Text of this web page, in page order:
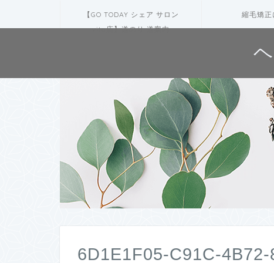
【GO TODAY シェア サロン
vita店】道のり 道案内
縮毛矯正
6D1E1F05-C91C-